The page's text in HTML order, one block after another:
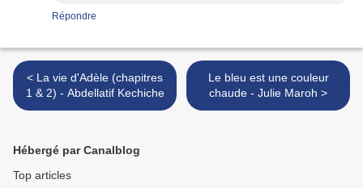
Répondre
< La vie d'Adèle (chapitres
1 & 2) - Abdellatif Kechiche
Le bleu est une couleur
chaude - Julie Maroh >
Hébergé par Canalblog
Top articles